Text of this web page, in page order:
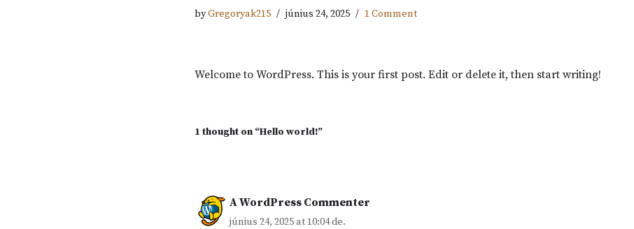
byGregoryak215 június 24, 2025 1 Comment
Welcome to WordPress. This is your first post. Edit or delete it, then start writing!
1 thought on “Hello world!”
A WordPress Commenter
június 24, 2025 at 10:04 de.